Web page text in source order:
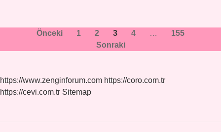
Yazı
sayfalaması
Önceki 1 2 3 4 …
155
Sonraki
https://www.zenginforum.com https://coro.com.tr
https://cevi.com.tr Sitemap